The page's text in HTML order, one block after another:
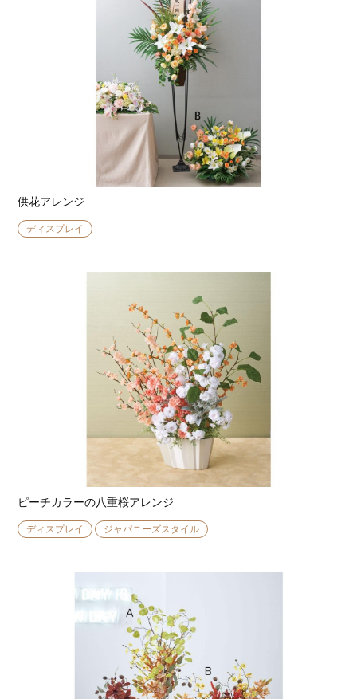
供花アレンジ
ディスプレイ
ピーチカラーの八重桜アレンジ
ディスプレイ ジャパニーズスタイル